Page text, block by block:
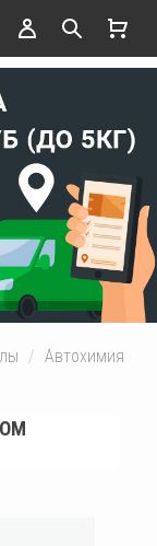
Автохимия